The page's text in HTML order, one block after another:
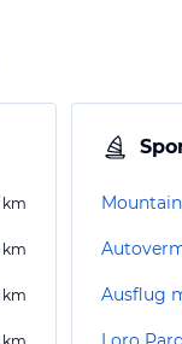
km
km
km Ausflug